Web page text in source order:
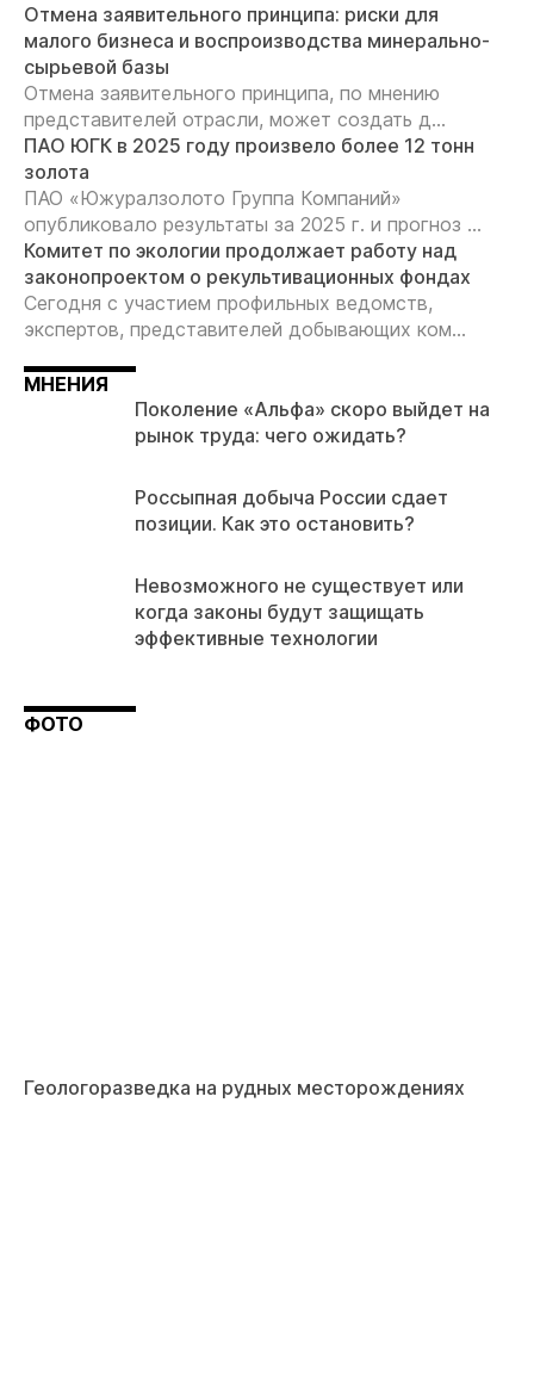
Отмена заявительного принципа: риски для
малого бизнеса и воспроизводства минерально-
сырьевой базы
Отмена заявительного принципа, по мнению
представителей отрасли, может создать д...
ПАО ЮГК в 2025 году произвело более 12 тонн
золота
ПАО «Южуралзолото Группа Компаний»
опубликовало результаты за 2025 г. и прогноз ...
Комитет по экологии продолжает работу над
законопроектом о рекультивационных фондах
Сегодня с участием профильных ведомств,
экспертов, представителей добывающих ком...
МНЕНИЯ
Поколение «Альфа» скоро выйдет на
рынок труда: чего ожидать?
Россыпная добыча России сдает
позиции. Как это остановить?
Невозможного не существует или
когда законы будут защищать
эффективные технологии
ФОТО
Геологоразведка на рудных месторождениях